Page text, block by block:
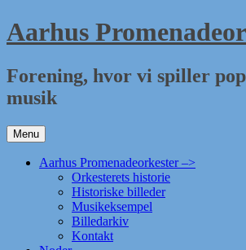
Hop
til
Aarhus
Forening, hvor vi spiller
musik
Menu
Aarhus Promenadeorkester –>
Orkesterets historie
Historiske billeder
Musikeksempel
Billedarkiv
Kontakt